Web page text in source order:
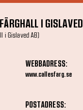
I GISLAVED
i Gislaved AB)
WEBBADRESS:
www.callesfarg.se
POSTADRESS: